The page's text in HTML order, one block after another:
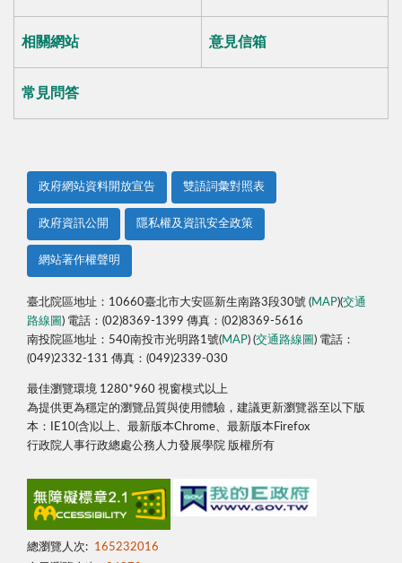
相關網站 意見信箱
常見問答
政府網站資料開放宣告 雙語詞彙對照表
政府資訊公開 隱私權及資訊安全政策
網站著作權聲明
臺北院區地址：10660臺北市大安區新生南路3段30號 (MAP)(交通
路線圖) 電話：(02)8369-1399 傳真：(02)8369-5616
南投院區地址：540南投市光明路1號(MAP) (交通路線圖) 電話：
(049)2332-131 傳真：(049)2339-030
最佳瀏覽環境 1280*960 視窗模式以上
為提供更為穩定的瀏覽品質與使用體驗，建議更新瀏覽器至以下版
本：IE10(含)以上、最新版本Chrome、最新版本Firefox
行政院人事行政總處公務人力發展學院 版權所有
總瀏覽人次:
165232016